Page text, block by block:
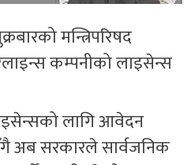
मन्त्रिपरिषद
कम्पनीको लाइसेन्स
लागि आवेदन
अब सरकारले सार्वजनिक